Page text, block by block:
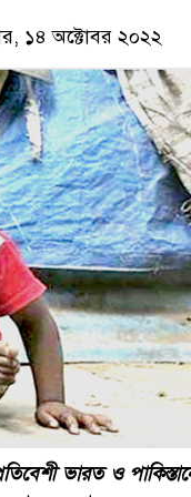
১৪ অক্টোবর ২০২২
ভারত ও